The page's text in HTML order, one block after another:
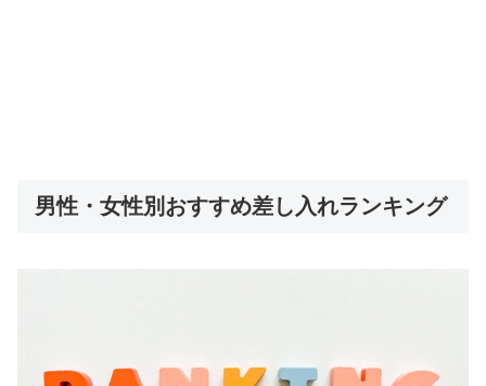
男性・女性別おすすめ差し入れランキング